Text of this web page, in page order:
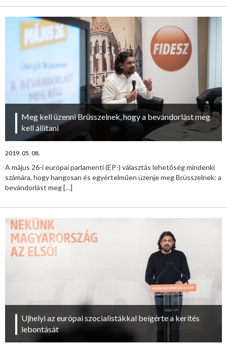
Meg kell üzenni Brüsszelnek, hogy a bevándorlást meg
kell állítani
2019. 05. 08.
A május 26-i európai parlamenti (EP-) választás lehetőség mindenki
számára, hogy hangosan és egyértelműen üzenje meg Brüsszelnek: a
bevándorlást meg[…]
Ujhelyi az európai szocialistákkal beígérte a kerítés
lebontását